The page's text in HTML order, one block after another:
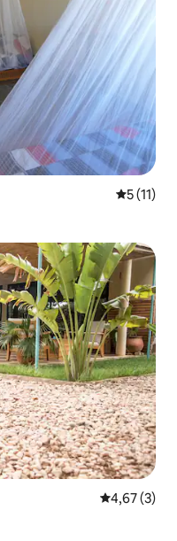
5 de uma
5 (11)
4,67 de
4,67 (3)